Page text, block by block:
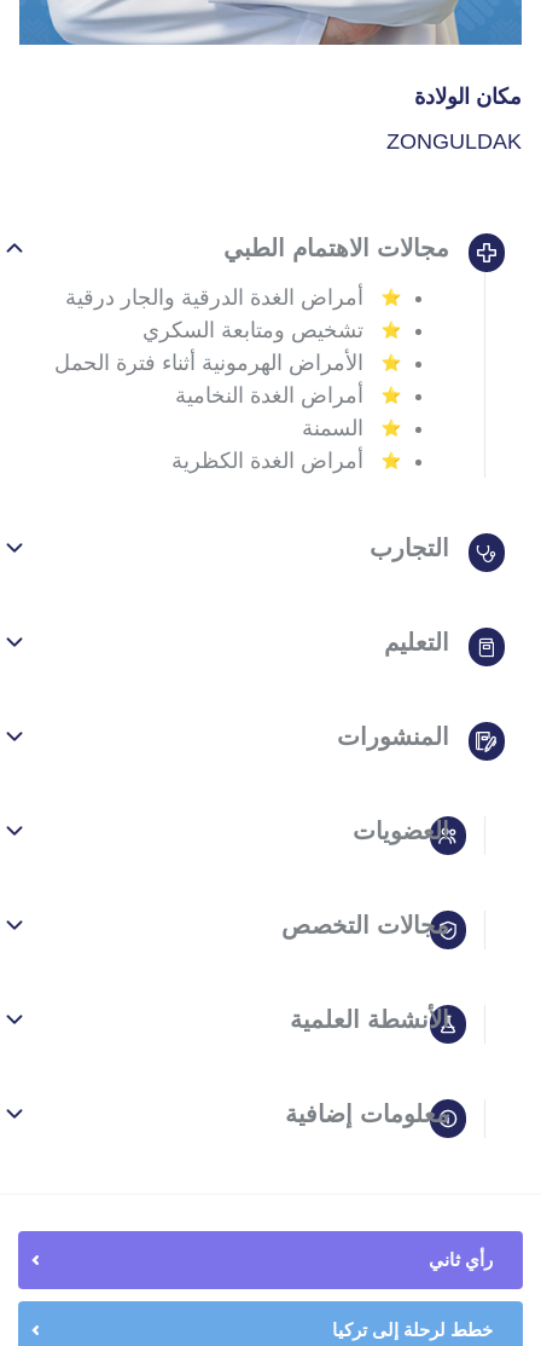
مكان الولادة
ZONGULDAK
مجالات الاهتمام الطبي
أمراض الغدة الدرقية والجار درقية
تشخيص ومتابعة السكري
الأمراض الهرمونية أثناء فترة الحمل
أمراض الغدة النخامية
السمنة
أمراض الغدة الكظرية
التجارب
التعليم
المنشورات
العضويات
مجالات التخصص
الأنشطة العلمية
معلومات إضافية
رأي ثاني
خطط لرحلة إلى تركيا